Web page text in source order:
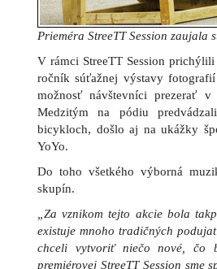
jeden z hlavných organizátorov
Fotogaléria (27 snímok):